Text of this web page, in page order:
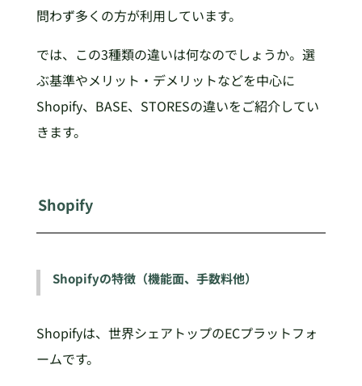
問わず多くの方が利用しています。
では、この3種類の違いは何なのでしょうか。選
ぶ基準やメリット・デメリットなどを中心に
Shopify、BASE、STORESの違いをご紹介してい
きます。
Shopify
Shopifyの特徴（機能面、手数料他）
Shopifyは、世界シェアトップのECプラットフォ
ームです。